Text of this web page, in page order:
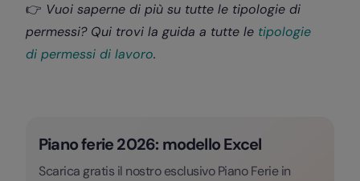
👉 Vuoi saperne di più su tutte le tipologie di
permessi? Qui trovi la guida a tutte le tipologie
di permessi di lavoro.
Piano ferie 2026: modello Excel
Scarica gratis il nostro esclusivo Piano Ferie in